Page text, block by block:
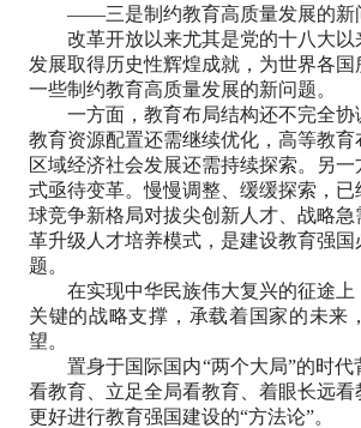
——三是制约教育高质量发展的新
改革开放以来尤其是党的十八大
发展取得历史性辉煌成就，为世界各
一些制约教育高质量发展的新问题。
一方面，教育布局结构还不完全
教育资源配置还需继续优化，高等教育
区域经济社会发展还需持续探索。另
式亟待变革。慢慢调整、缓缓探索，已
球竞争新格局对拔尖创新人才、战略
革升级人才培养模式，是建设教育强
题。
在实现中华民族伟大复兴的征途上
关键的战略支撑，承载着国家的未来
望。
置身于国际国内“两个大局”的时
看教育、立足全局看教育、着眼长远看
更好进行教育强国建设的“方法论”。